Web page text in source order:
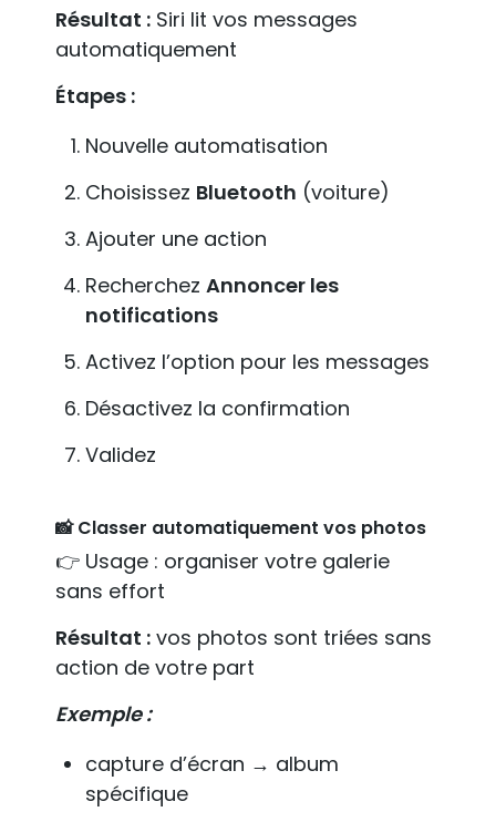
Résultat : Siri lit vos messages
automatiquement
Étapes :
Nouvelle automatisation
Choisissez Bluetooth (voiture)
Ajouter une action
Recherchez Annoncer les
notifications
Activez l’option pour les messages
Désactivez la confirmation
Validez
📸 Classer automatiquement vos photos
👉 Usage : organiser votre galerie
sans effort
Résultat : vos photos sont triées sans
action de votre part
Exemple :
capture d’écran → album
spécifique